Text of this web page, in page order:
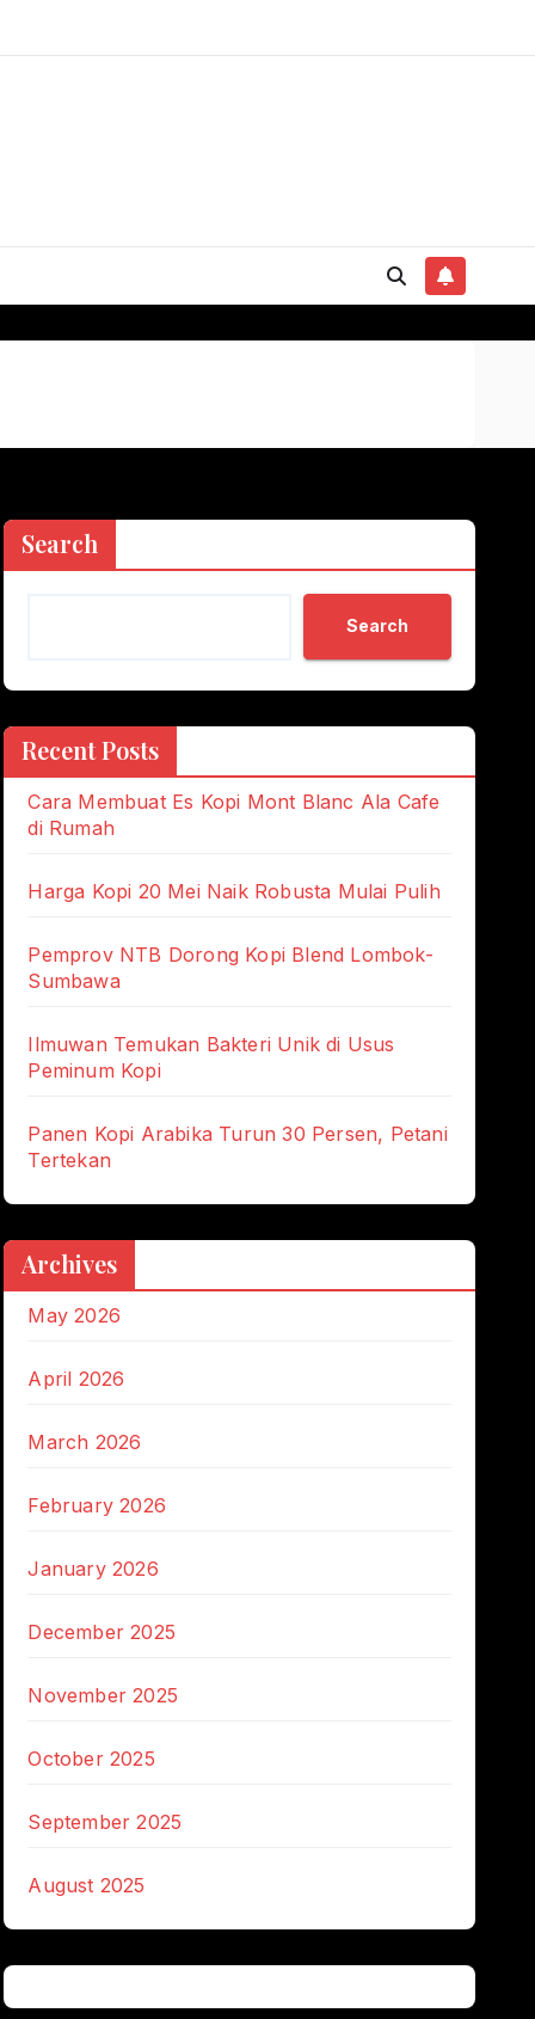
Search
Search
Recent Posts
Cara Membuat Es Kopi Mont Blanc Ala Cafe
di Rumah
Harga Kopi 20 Mei Naik Robusta Mulai Pulih
Pemprov NTB Dorong Kopi Blend Lombok-
Sumbawa
Ilmuwan Temukan Bakteri Unik di Usus
Peminum Kopi
Panen Kopi Arabika Turun 30 Persen, Petani
Tertekan
Archives
May 2026
April 2026
March 2026
February 2026
January 2026
December 2025
November 2025
October 2025
September 2025
August 2025